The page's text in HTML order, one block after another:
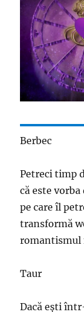
Berbec
Petreci timp
că este
pe care îl
transformă
romantismul
Taur
Dacă ești